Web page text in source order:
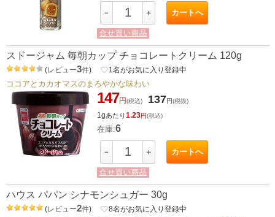
－ ＋ カートへ
合せ買い商品
スドージャム 毎朝カップ チョコレートクリーム 120g
(レビュー3件) favorite_border1 名がお気に入り登録中
ココアとカカオマスのまろやかな味わい
147円(税込) 137円(税抜)
1gあたり1.23円(税込)
在庫:6
－ ＋ カートへ
合せ買い商品
ハウス パパン シナモンシュガー 30g
(レビュー2件) favorite_border8名がお気に入り登録中